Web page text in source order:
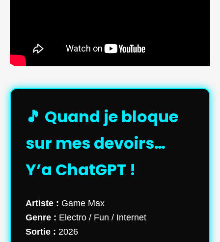
🎵 Quand je bloque
sur mes devoirs…
Y’a ChatGPT !
Artiste : Game Max
Genre : Electro / Fun / Internet
Sortie : 2026